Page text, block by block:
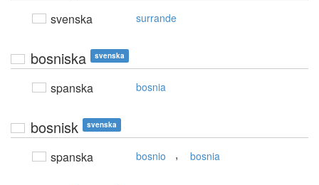
svenska surrande
bosniska svenska
spanska bosnia
bosnisk svenska
spanska bosnio , bosnia